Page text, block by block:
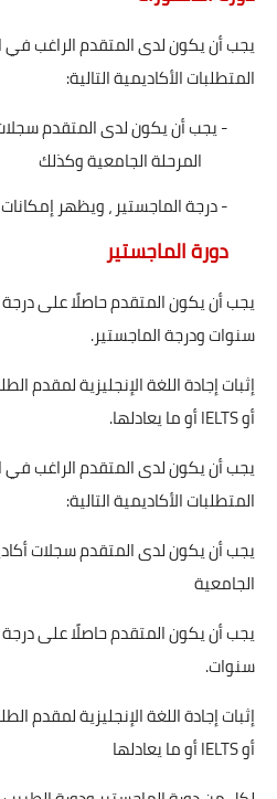
يجب أن يكون لدى المتقدم الراغب
المتطلبات الأكاديمية التالية:
-يجب أن يكون لدى المتقدم
المرحلة الجامعية وكذلك
-درجة الماجستير ، ويظهر
دورةالماجستير
يجب أن يكون المتقدم حاصلًا على درجة
سنوات ودرجة الماجستير.
إثبات إجادة اللغة الإنجليزية لمقدم
أوIELTSأو ما يعادلها.
يجب أن يكون لدى المتقدم الراغب في
المتطلبات الأكاديمية التالية:
يجب أن يكون لدى المتقدم سجلات
الجامعية
يجب أن يكون المتقدم حاصلًا على درجة
سنوات.
إثبات إجادة اللغة الإنجليزية لمقدم
أوIELTSأو ما يعادلها